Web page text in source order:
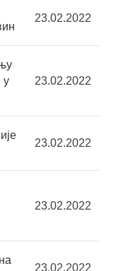
23.02.2022
у
23.02.2022
23.02.2022
23.02.2022
23.02.2022